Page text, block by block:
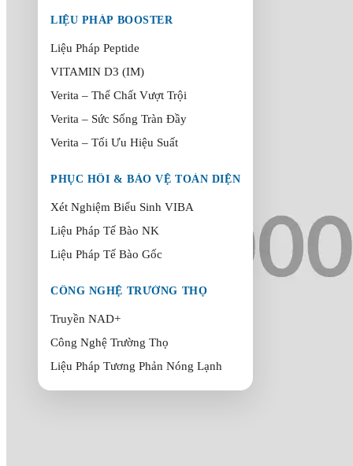
LIỆU PHÁP BOOSTER
Liệu Pháp Peptide
VITAMIN D3 (IM)
Verita – Thể Chất Vượt Trội
Verita – Sức Sống Tràn Đầy
Verita – Tối Ưu Hiệu Suất
PHỤC HỒI & BẢO VỆ TOÀN DIỆN
Xét Nghiệm Biểu Sinh VIBA
Liệu Pháp Tế Bào NK
Liệu Pháp Tế Bào Gốc
CÔNG NGHỆ TRƯỜNG THỌ
Truyền NAD+
Công Nghệ Trường Thọ
Liệu Pháp Tương Phản Nóng Lạnh